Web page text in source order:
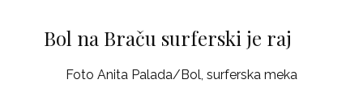
Bol na Braču surferski je raj
Foto Anita Palada/Bol, surferska meka